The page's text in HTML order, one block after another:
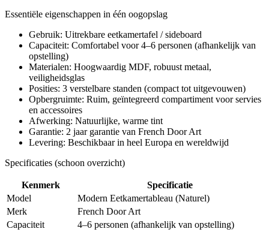
Essentiële eigenschappen in één oogopslag
Gebruik: Uitrekbare eetkamertafel / sideboard
Capaciteit: Comfortabel voor 4–6 personen (afhankelijk van
opstelling)
Materialen: Hoogwaardig MDF, robuust metaal,
veiligheidsglas
Posities: 3 verstelbare standen (compact tot uitgevouwen)
Opbergruimte: Ruim, geïntegreerd compartiment voor servies
en accessoires
Afwerking: Natuurlijke, warme tint
Garantie: 2 jaar garantie van French Door Art
Levering: Beschikbaar in heel Europa en wereldwijd
Specificaties (schoon overzicht)
Kenmerk
Specificatie
Model
Modern Eetkamertableau (Naturel)
Merk
French Door Art
Capaciteit
4–6 personen (afhankelijk van opstelling)